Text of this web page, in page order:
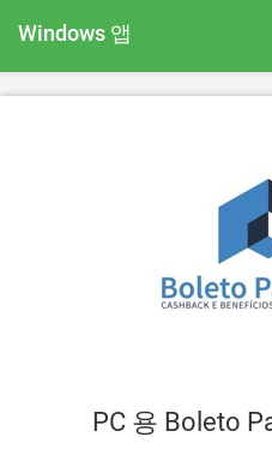
Windows 앱
PC 용 Boleto